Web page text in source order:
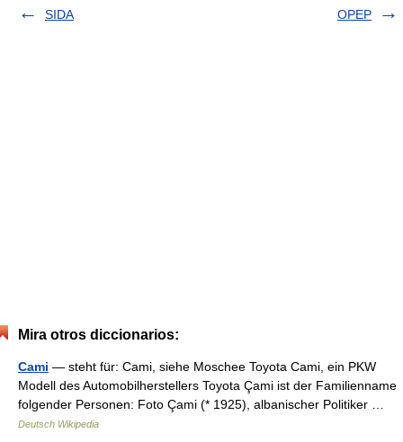
SIDA
OPEP
Mira otros diccionarios:
Cami — steht für: Cami, siehe Moschee Toyota Cami, ein PKW
Modell des Automobilherstellers Toyota Çami ist der Familienname
folgender Personen: Foto Çami (* 1925), albanischer Politiker …
Deutsch Wikipedia